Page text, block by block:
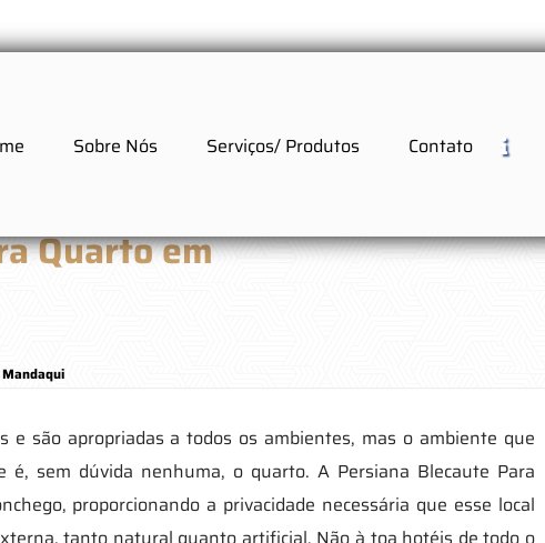
Sobre Nós Serviços/ Produtos Contato
Quarto em
e são apropriadas a todos os ambientes, mas o ambiente que
é, sem dúvida nenhuma, o quarto. A Persiana Blecaute Para
proporcionando a privacidade necessária que esse local